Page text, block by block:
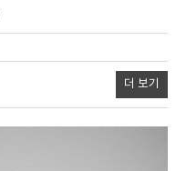
더 보기